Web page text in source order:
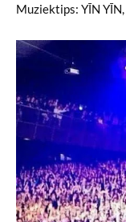
Muziektips: YĪN